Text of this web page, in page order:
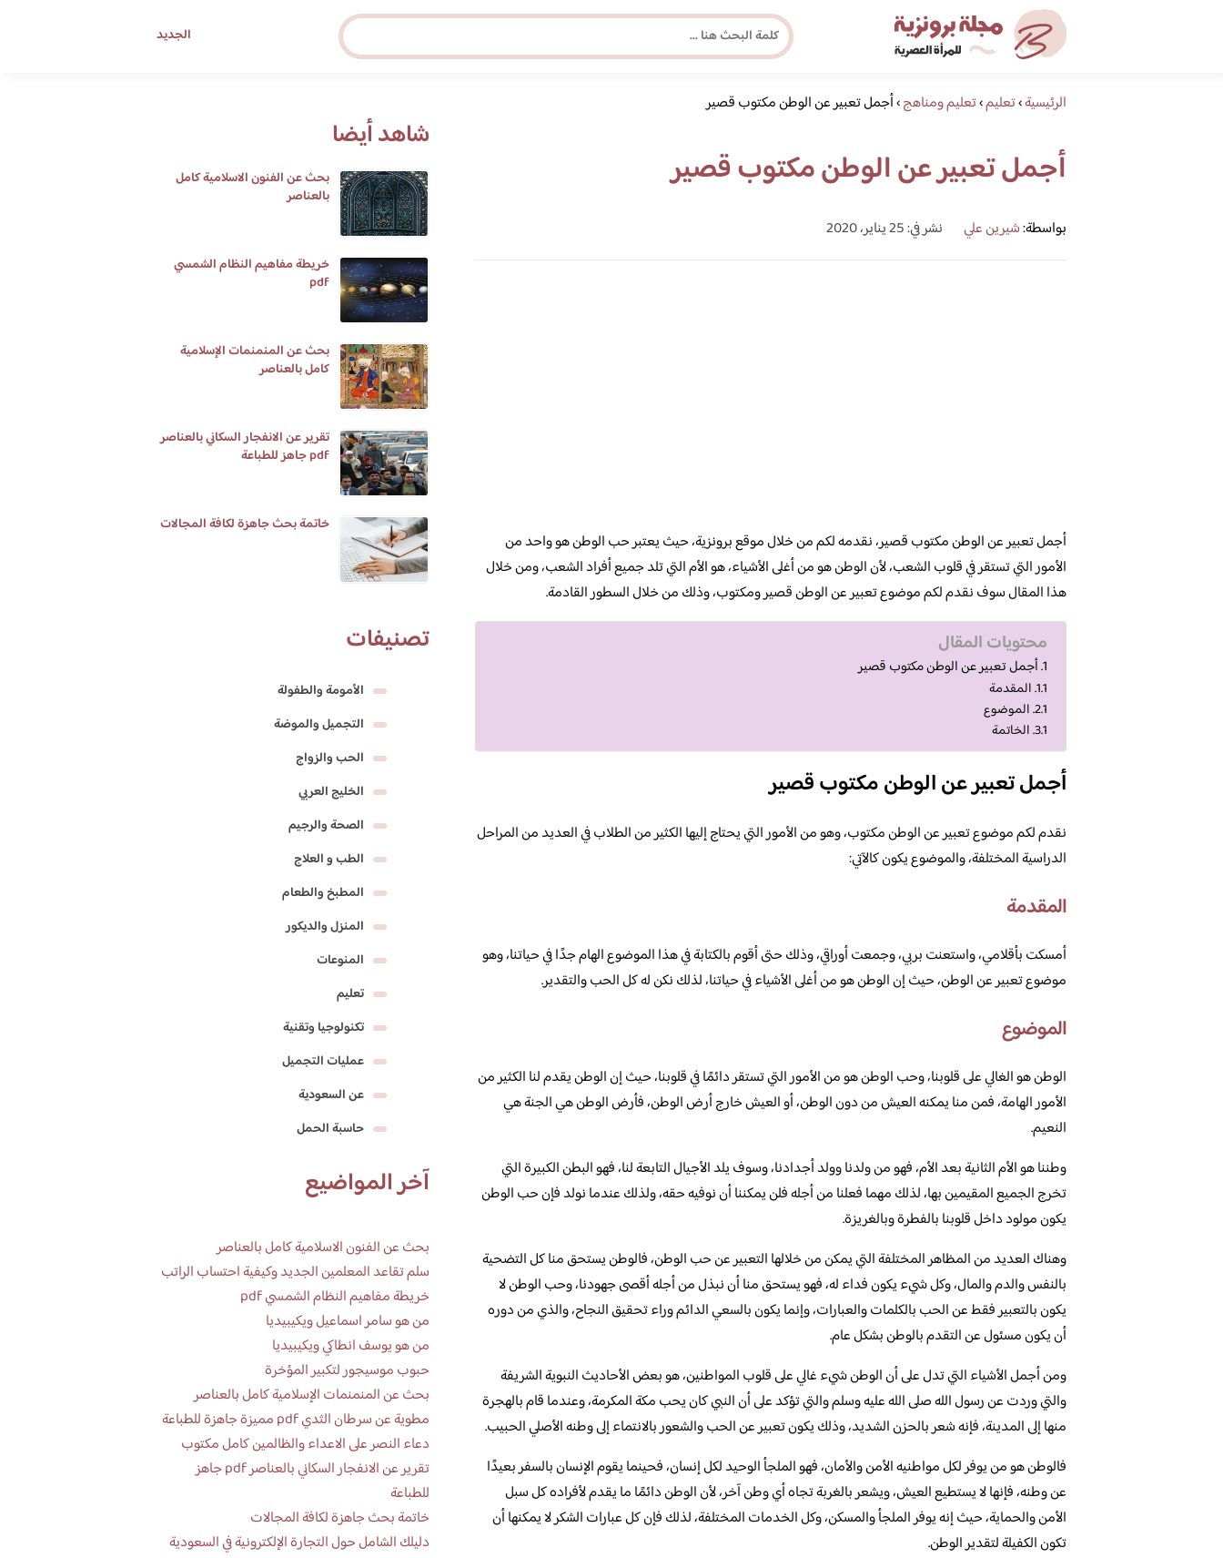
الجديد
مجلة برونزية للفتاة العصرية
ابحث عن أي موضوع يهمك
الرئيسية›تعليم›تعليم ومناهج›أجمل تعبير عن الوطن مكتوب قصير
أجمل تعبير عن الوطن مكتوب قصير
بواسطة:شيرين علي نشر في: 25 يناير، 2020
أجمل تعبير عن الوطن مكتوب قصير، نقدمه لكم من خلال موقع برونزية، حيث يعتبر حب الوطن هو واحد من
الأمور التي تستقر في قلوب الشعب، لأن الوطن هو من أغلى الأشياء، هو الأم التي تلد جميع أفراد الشعب، ومن خلال
هذا المقال سوف نقدم لكم موضوع تعبير عن الوطن قصير ومكتوب، وذلك من خلال السطور القادمة.
محتويات المقال
أجمل تعبير عن الوطن مكتوب قصير
المقدمة
الموضوع
الخاتمة
أجمل تعبير عن الوطن مكتوب قصير
نقدم لكم موضوع تعبير عن الوطن مكتوب، وهو من الأمور التي يحتاج إليها الكثير من الطلاب في العديد من المراحل
الدراسية المختلفة، والموضوع يكون كالآتي:
المقدمة
أمسكت بأقلامي، واستعنت بربي، وجمعت أوراقي، وذلك حتى أقوم بالكتابة في هذا الموضوع الهام جدًا في حياتنا، وهو
موضوع تعبير عن الوطن، حيث إن الوطن هو من أغلى الأشياء في حياتنا، لذلك نكن له كل الحب والتقدير.
الموضوع
الوطن هو الغالي على قلوبنا، وحب الوطن هو من الأمور التي تستقر دائمًا في قلوبنا، حيث إن الوطن يقدم لنا الكثير من
الأمور الهامة، فمن منا يمكنه العيش من دون الوطن، أو العيش خارج أرض الوطن، فأرض الوطن هي الجنة هي
النعيم.
وطننا هو الأم الثانية بعد الأم، فهو من ولدنا وولد أجدادنا، وسوف يلد الأجيال التابعة لنا، فهو البطن الكبيرة التي
تخرج الجميع المقيمين بها، لذلك مهما فعلنا من أجله فلن يمكننا أن نوفيه حقه، ولذلك عندما نولد فإن حب الوطن
يكون مولود داخل قلوبنا بالفطرة وبالغريزة.
وهناك العديد من المظاهر المختلفة التي يمكن من خلالها التعبير عن حب الوطن، فالوطن يستحق منا كل التضحية
بالنفس والدم والمال، وكل شيء يكون فداء له، فهو يستحق منا أن نبذل من أجله أقصى جهودنا، وحب الوطن لا
يكون بالتعبير فقط عن الحب بالكلمات والعبارات، وإنما يكون بالسعي الدائم وراء تحقيق النجاح، والذي من دوره
أن يكون مسئول عن التقدم بالوطن بشكل عام.
ومن أجمل الأشياء التي تدل على أن الوطن شيء غالي على قلوب المواطنين، هو بعض الأحاديث النبوية الشريفة
والتي وردت عن رسول الله صلى الله عليه وسلم والتي تؤكد على أن النبي كان يحب مكة المكرمة، وعندما قام بالهجرة
منها إلى المدينة، فإنه شعر بالحزن الشديد، وذلك يكون تعبير عن الحب والشعور بالانتماء إلى وطنه الأصلي الحبيب.
فالوطن هو من يوفر لكل مواطنيه الأمن والأمان، فهو الملجأ الوحيد لكل إنسان، فحينما يقوم الإنسان بالسفر بعيدًا
عن وطنه، فإنها لا يستطيع العيش، ويشعر بالغربة تجاه أي وطن آخر، لأن الوطن دائمًا ما يقدم لأفراده كل سبل
الأمن والحماية، حيث إنه يوفر الملجأ والمسكن، وكل الخدمات المختلفة، لذلك فإن كل عبارات الشكر لا يمكنها أن
تكون الكفيلة لتقدير الوطن.
شاهد أيضا
بحث عن الفنون الاسلامية كامل
بالعناصر
خريطة مفاهيم النظام الشمسي
pdf
بحث عن المنمنمات الإسلامية
كامل بالعناصر
تقرير عن الانفجار السكاني بالعناصر
pdf جاهز للطباعة
خاتمة بحث جاهزة لكافة المجالات
تصنيفات
الأمومة والطفولة
التجميل والموضة
الحب والزواج
الخليج العربي
الصحة والرجيم
الطب و العلاج
المطبخ والطعام
المنزل والديكور
المنوعات
تعليم
تكنولوجيا وتقنية
عمليات التجميل
عن السعودية
حاسبة الحمل
آخر المواضيع
بحث عن الفنون الاسلامية كامل بالعناصر
سلم تقاعد المعلمين الجديد وكيفية احتساب الراتب
خريطة مفاهيم النظام الشمسي pdf
من هو سامر اسماعيل ويكيبيديا
من هو يوسف انطاكي ويكيبيديا
حبوب موسيجور لتكبير المؤخرة
بحث عن المنمنمات الإسلامية كامل بالعناصر
مطوية عن سرطان الثدي pdf مميزة جاهزة للطباعة
دعاء النصر على الاعداء والظالمين كامل مكتوب
تقرير عن الانفجار السكاني بالعناصر pdf جاهز
للطباعة
خاتمة بحث جاهزة لكافة المجالات
دليلك الشامل حول التجارة الإلكترونية في السعودية